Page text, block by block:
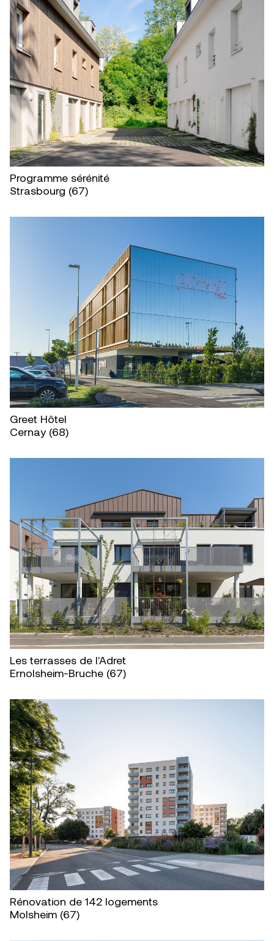
Programme sérénité
Strasbourg (67)
Greet Hôtel
Cernay (68)
Les terrasses de l'Adret
Ernolsheim-Bruche (67)
Rénovation de 142 logements
Molsheim (67)